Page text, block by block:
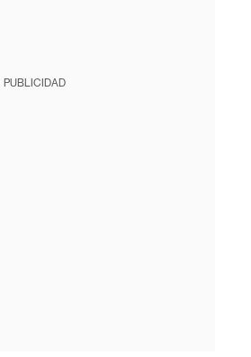
PUBLICIDAD